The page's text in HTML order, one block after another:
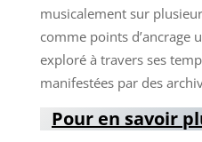
musicalement sur
comme points d’ancrage
exploré à travers ses
manifestées par des
Pour en savoir